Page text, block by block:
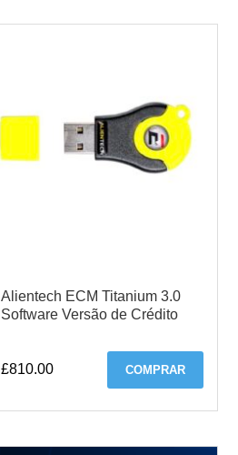
Alientech ECM Titanium 3.0
Software Versão de Crédito
£810.00 COMPRAR